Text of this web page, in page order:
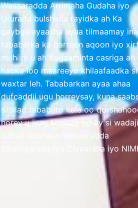
Wasaaradda Arrimaha Gudaha iyo
Ururada bulshada rayidka ah Ka
qaybgalayaasha ayaa tilmaamay
tababarka ka barteen aqoon iyo
muhiim u ah hogaaminta casriga ah
habka loo maareeyo khilaafaadka si
waxtar leh. Tababarkan ayaa ahaa
dufcaddii ugu horreysay, kuna
silsilad tababaro kale oo
horey u jiray kuwaas oo ay si
qaban doonaan Wasaaradda
Dhalinyarada iyo Ciyaaraha iyo